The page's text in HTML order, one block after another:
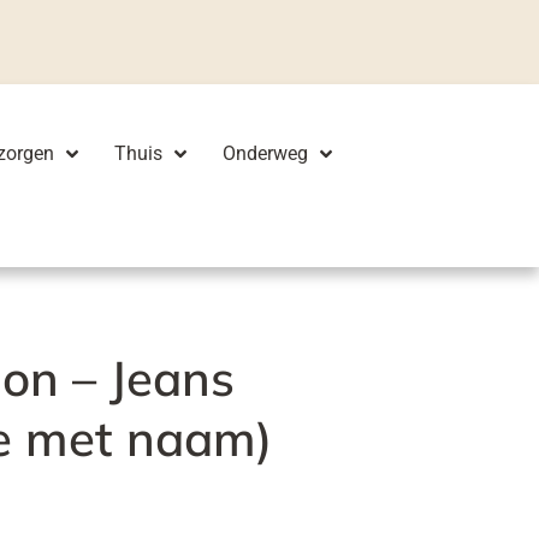
Thuis Onderweg
– Jeans
met naam)